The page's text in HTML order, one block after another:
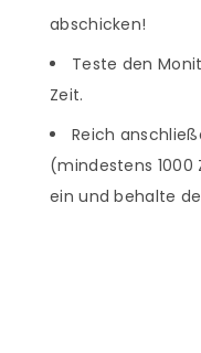
abschicken!
Teste den
Zeit.
Reich
(mindestens
ein und behalte